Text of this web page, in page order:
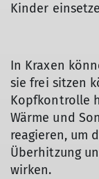
Kinder
In Kraxen
sie frei sitzen
Kopfkontrolle
Wärme und
reagieren, um
Überhitzung
wirken.